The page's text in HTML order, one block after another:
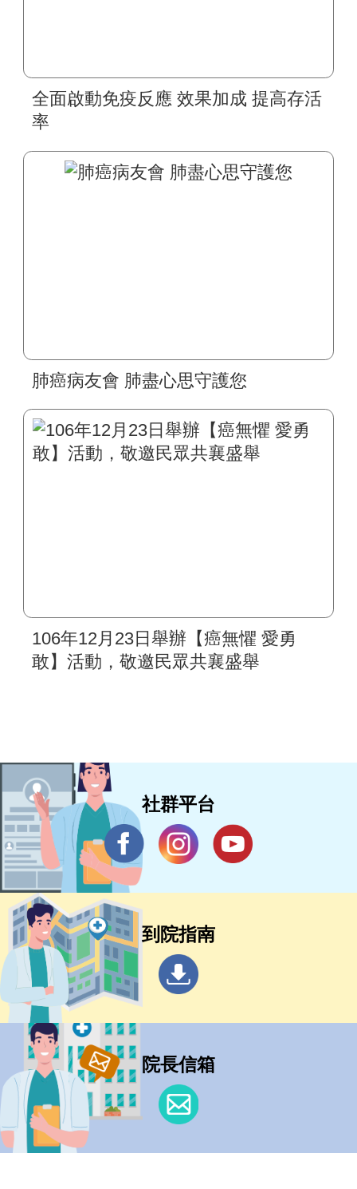
全面啟動免疫反應 效果加成 提高存活
率
肺癌病友會 肺盡心思守護您
106年12月23日舉辦【癌無懼 愛勇
敢】活動，敬邀民眾共襄盛舉
社群平台
到院指南
院長信箱